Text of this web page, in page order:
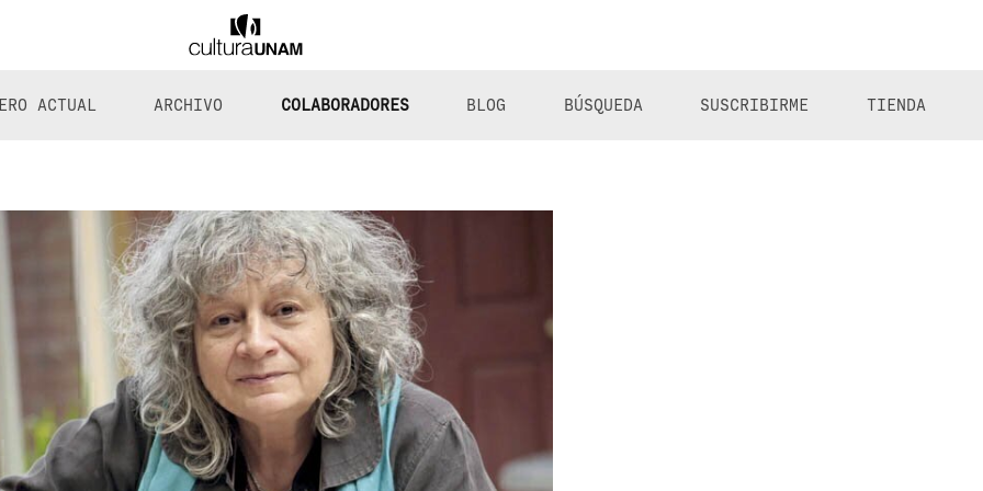
ACTUAL ARCHIVO COLABORADORES BLOG BÚSQUEDA SUSCRIBIRME TIENDA